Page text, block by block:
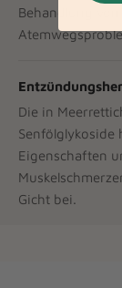
Behandlung
Die in
Senfölglykoside
Eigenschaften
Gicht bei.